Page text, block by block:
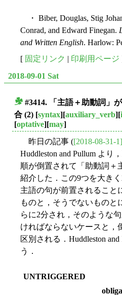
・ Biber, Douglas, Stig
Conrad, and Edward Finegan.
and Written English. Harlow:
[ 固定リンク | 印刷用ページ
2018-09-01 Sat
#3414. 「主語＋助動詞」
合 (2) [syntax][auxiliary_verb][
[optative][may]
昨日の記事 ([2018-08-31-1]
Huddleston and Pullum より
順が倒置されて「助動詞＋
紹介した．この9つを大き
主語の句が前置されること
ものと，そうでないものと
らに2分され，そのような
ければならないケースと，
区別される．Huddleston
う．
UNTRIGGERED